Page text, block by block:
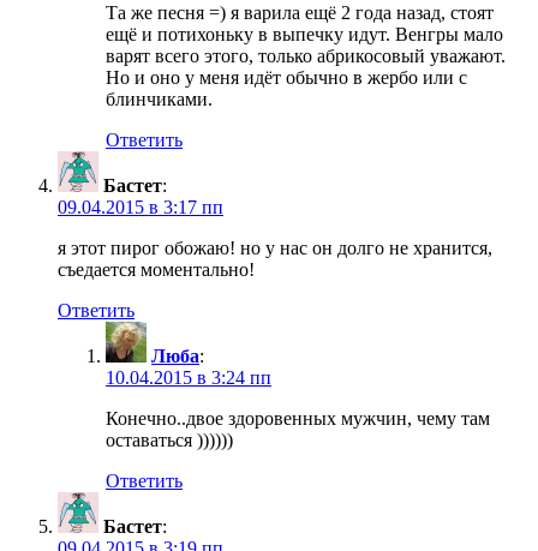
Та же песня =) я варила ещё 2 года назад, стоят
ещё и потихоньку в выпечку идут. Венгры мало
варят всего этого, только абрикосовый уважают.
Но и оно у меня идёт обычно в жербо или с
блинчиками.
Ответить
Бастет:
09.04.2015 в 3:17 пп
я этот пирог обожаю! но у нас он долго не хранится,
съедается моментально!
Ответить
Люба:
10.04.2015 в 3:24 пп
Конечно..двое здоровенных мужчин, чему там
оставаться ))))))
Ответить
Бастет: